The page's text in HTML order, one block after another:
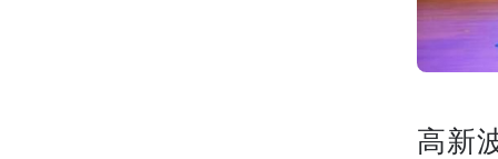
高新